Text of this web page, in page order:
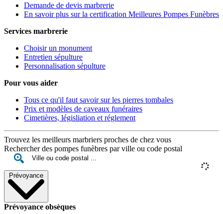
Demande de devis marbrerie
En savoir plus sur la certification Meilleures Pompes Funèbres
Services marbrerie
Choisir un monument
Entretien sépulture
Personnalisation sépulture
Pour vous aider
Tous ce qu'il faut savoir sur les pierres tombales
Prix et modèles de caveaux funéraires
Cimetières, législiation et réglement
Trouvez les meilleurs marbriers proches de chez vous
Rechercher des pompes funèbres par ville ou code postal
Prévoyance
Prévoyance obsèques